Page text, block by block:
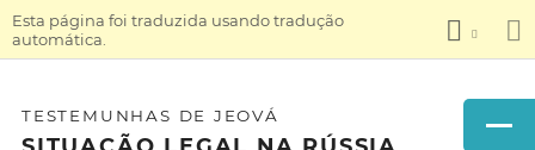
Esta página foi traduzida usando tradução
automática.
TESTEMUNHAS DE JEOVÁ